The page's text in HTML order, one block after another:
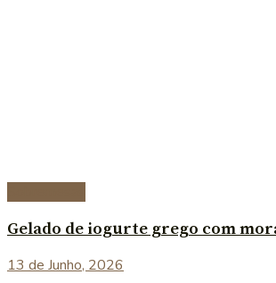
Gelado de iogurte grego com
13 de Junho, 2026